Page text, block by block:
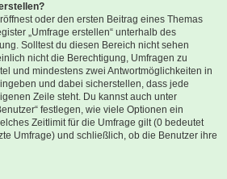
oder den ersten Beitrag eines Themas
„Umfrage erstellen“ unterhalb des
Solltest du diesen Bereich nicht sehen
nicht die Berechtigung, Umfragen zu
und mindestens zwei Antwortmöglichkeiten in
und dabei sicherstellen, dass jede
Zeile steht. Du kannst auch unter
festlegen, wie viele Optionen ein
Zeitlimit für die Umfrage gilt (0 bedeutet
Umfrage) und schließlich, ob die Benutzer ihre